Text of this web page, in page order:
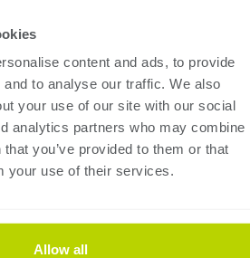
content and ads, to provide
to analyse our traffic. We also
your use of our site with our social
analytics partners who may combine
you’ve provided to them or that
your use of their services.
Allow all